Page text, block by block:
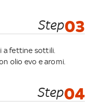
Step03
a fettine sottili.
olio evo e aromi.
Step04